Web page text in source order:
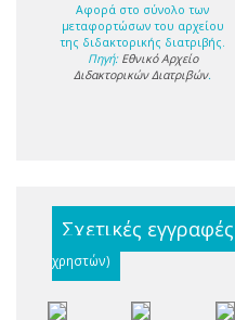
Αφορά στο σύνολο των
μεταφορτώσων του αρχείου
της διδακτορικής διατριβής.
Πηγή: Εθνικό Αρχείο
Διδακτορικών Διατριβών.
Σχετικές εγγραφές
χρηστών)